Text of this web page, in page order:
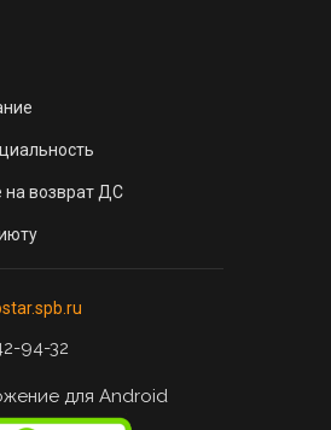
на возврат ДС
94-32
для Android